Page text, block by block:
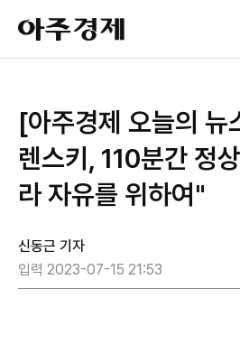
아
주
경
​[아주경제 오늘의
렌스키, 110분간 정
라 자유를 위하여"
신동근 기자
입력 2023-07-15 21:53